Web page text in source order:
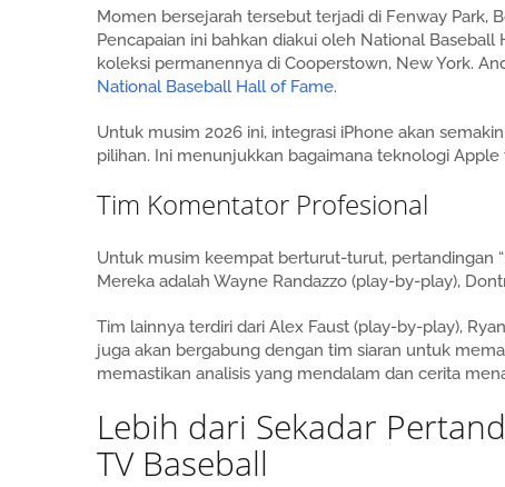
Momen bersejarah tersebut terjadi di Fenway Park,
Pencapaian ini bahkan diakui oleh National
koleksi permanennya di Cooperstown, New York.
National Baseball Hall of Fame.
Untuk musim 2026 ini, integrasi iPhone akan
pilihan. Ini menunjukkan bagaimana teknologi
Tim Komentator Profesional
Untuk musim keempat berturut-turut, pertandingan
Mereka adalah Wayne Randazzo (play-by-play),
Tim lainnya terdiri dari Alex Faust (play-by-play),
juga akan bergabung dengan tim siaran untuk
memastikan analisis yang mendalam dan cerita
Lebih dari Sekadar
TV Baseball